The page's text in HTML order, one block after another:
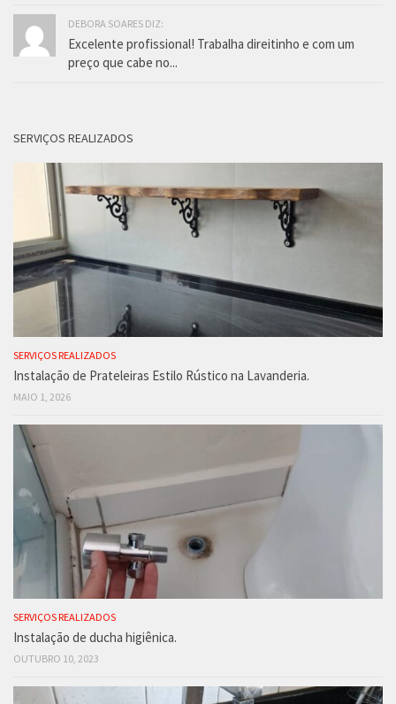
DEBORA SOARES DIZ:
Excelente profissional! Trabalha direitinho e com um
preço que cabe no...
SERVIÇOS REALIZADOS
SERVIÇOS REALIZADOS
Instalação de Prateleiras Estilo Rústico na Lavanderia.
MAIO 1, 2026
SERVIÇOS REALIZADOS
Instalação de ducha higiênica.
OUTUBRO 10, 2023